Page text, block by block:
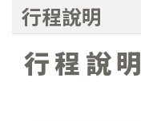
行程說明
行程說明